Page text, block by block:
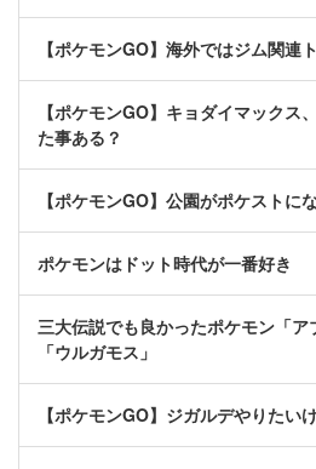
【ポケモンGO】海外ではジム関連
【ポケモンGO】キョダイマックス
た事ある？
【ポケモンGO】公園がポケストに
ポケモンはドット時代が一番好き
三大伝説でも良かったポケモン「ア
「ウルガモス」
【ポケモンGO】ジガルデやりたい